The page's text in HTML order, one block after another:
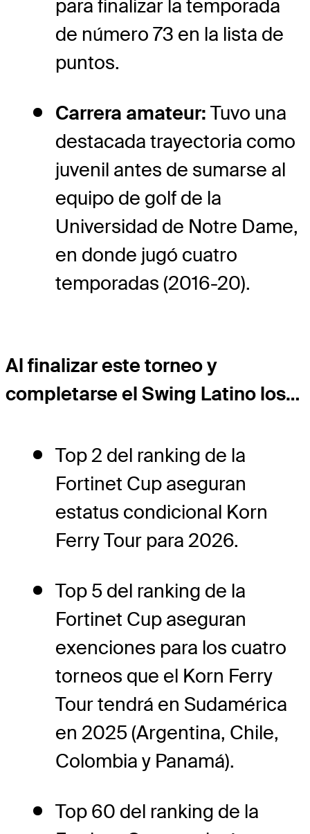
para finalizar la temporada
de número 73 en la lista de
puntos.
Carrera amateur: Tuvo una
destacada trayectoria como
juvenil antes de sumarse al
equipo de golf de la
Universidad de Notre Dame,
en donde jugó cuatro
temporadas (2016-20).
Al finalizar este torneo y
completarse el Swing Latino los…
Top 2 del ranking de la
Fortinet Cup aseguran
estatus condicional Korn
Ferry Tour para 2026.
Top 5 del ranking de la
Fortinet Cup aseguran
exenciones para los cuatro
torneos que el Korn Ferry
Tour tendrá en Sudamérica
en 2025 (Argentina, Chile,
Colombia y Panamá).
Top 60 del ranking de la